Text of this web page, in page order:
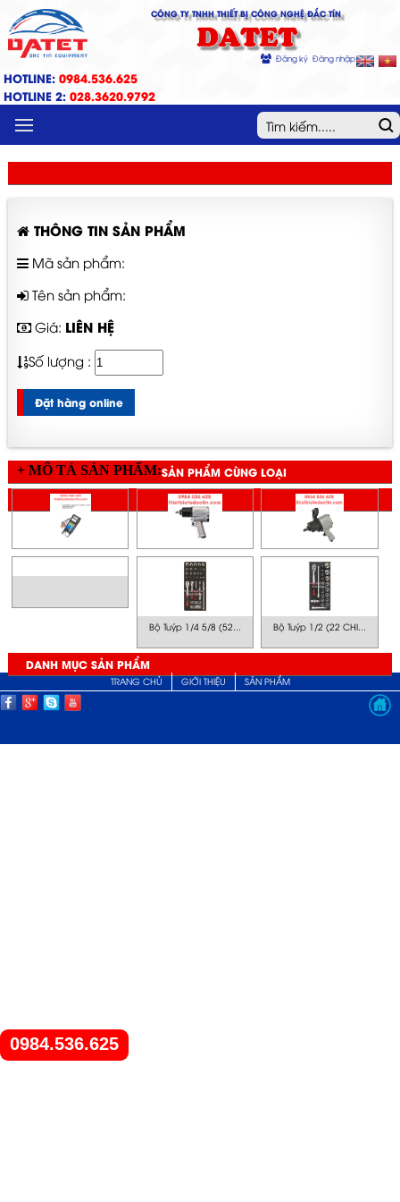
CÔNG TY TNHH THIẾT BỊ CÔNG NGHỆ ĐẮC TÍN
DATET
Đăng ký Đăng nhập
HOTLINE: 0984.536.625
HOTLINE 2: 028.3620.9792
0984.536.625
MENU
THÔNG TIN SẢN PHẨM
Mã sản phẩm:
Tên sản phẩm:
Giá: LIÊN HỆ
Số lượng :
Đặt hàng online
+ MÔ TẢ SẢN PHẨM:SẢN PHẨM CÙNG LOẠI
Bộ Tuýp 1/4 5/8 (52... Bộ Tuýp 1/2 (22 CHI...
DANH MỤC SẢN PHẨM
TRANG CHỦ GIỚI THIỆU SẢN PHẨM